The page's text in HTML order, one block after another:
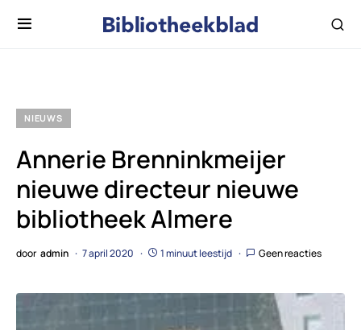
NIEUWS
Annerie Brenninkmeijer
nieuwe directeur nieuwe
bibliotheek Almere
door admin 7 april 2020 1 minuut leestijd Geen reacties